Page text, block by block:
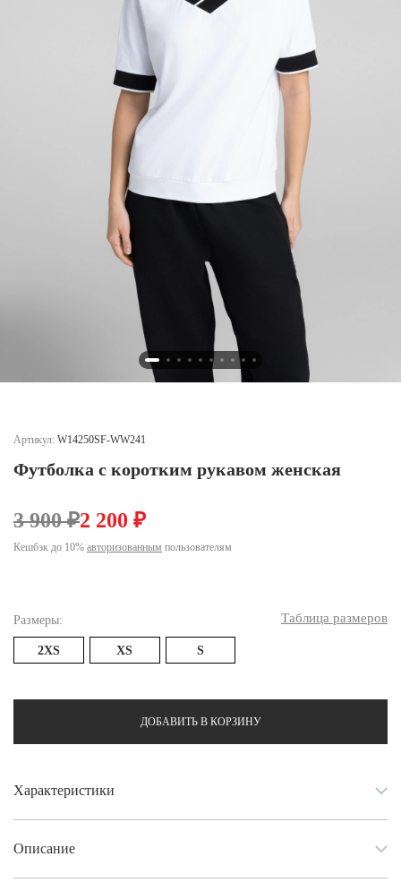
Республика Башкортостан (3)
Республика Татарстан (2)
Ростовская область (2)
Самарская область (1)
Санкт-Петербург и ЛО (3)
Саратовская область (1)
Свердловская область (5)
Северная Осетия (2)
Смоленская область (1)
Хакасия (1)
Челябинская область (2)
Ямало-Ненецкий автономный округ (1)
Артикул: W14250SF-WW241
Футболка с коротким рукавом женская
3 900 ₽2 200 ₽
Кешбэк до 10% авторизованным пользователям
Размеры: Таблица размеров
2XS XS S
ДОБАВИТЬ В КОРЗИНУ
Характеристики
Описание